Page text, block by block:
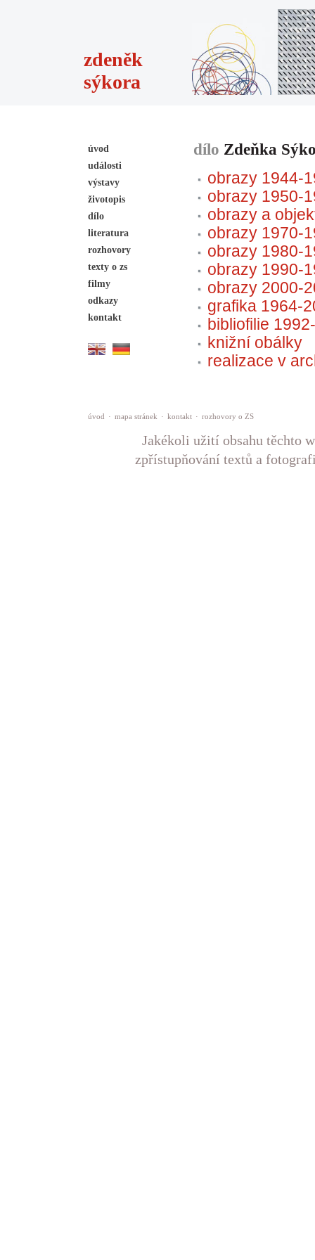
zdeněk
sýkora
úvod
události
výstavy
životopis
dílo
literatura
rozhovory
texty o zs
filmy
odkazy
kontakt
dílo Zdeňka
obrazy 1944-
obrazy 1950-
obrazy a
obrazy 1970-
obrazy 1980-
obrazy 1990-
obrazy 2000-
grafika 1964-
bibliofilie
knižní obálky
realizace v
úvod · mapa stránek · kontakt · rozhovory o ZS
Jakékoli užití obsahu těchto
zpřístupňování textů a